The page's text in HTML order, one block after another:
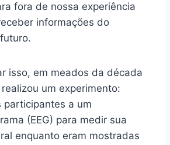
fora de nossa experiência
informações do
isso, em meados da década
um experimento:
participantes a um
(EEG) para medir sua
enquanto eram mostradas